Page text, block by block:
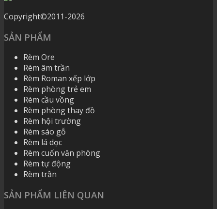
Copyright©2011-2026
SẢN PHẨM
Rèm Ore
Rèm âm trần
Rèm Roman xếp lớp
Rèm phòng trẻ em
Rèm cầu vồng
Rèm phòng thay đồ
Rèm hội trường
Rèm sáo gỗ
Rèm lá dọc
Rèm cuốn văn phòng
Rèm tự động
Rèm trần
SẢN PHẨM LIÊN QUAN